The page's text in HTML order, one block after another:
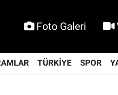
Foto Galeri
TÜRKİYE SPOR